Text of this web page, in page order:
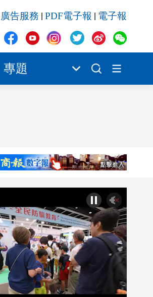
廣告服務 PDF電子報 電子報
專題